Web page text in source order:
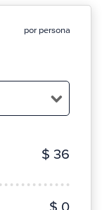
por persona
$ 36